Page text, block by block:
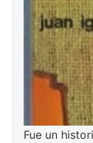
Fue un